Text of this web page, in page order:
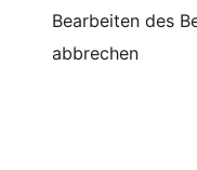
Bearbeiten des
abbrechen